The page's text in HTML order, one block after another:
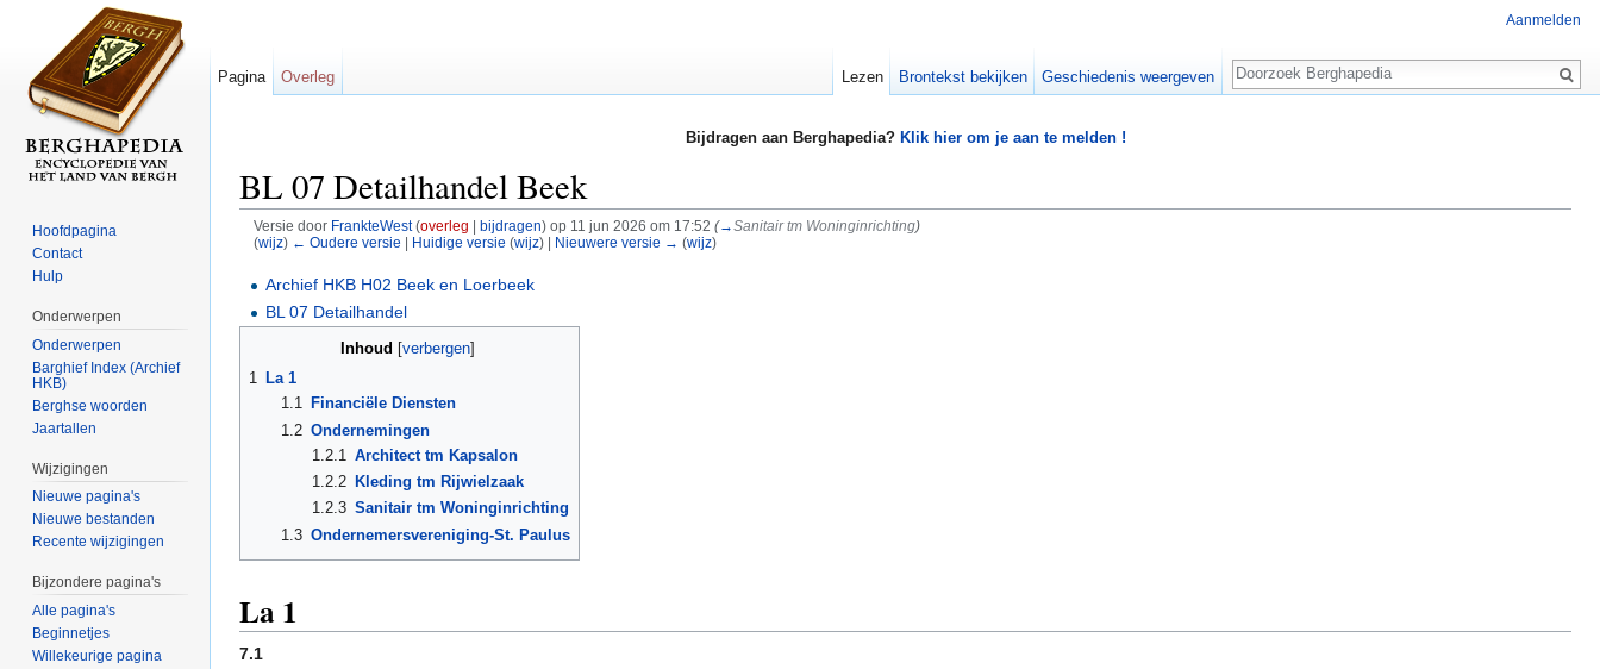
Bijdragen aan Berghapedia? Klik hier om je aan te melden !
BL 07 Detailhandel Beek
Versie door FrankteWest (overleg bijdragen)op 11 jun 2026 om 17:52 (→Sanitair tm Woninginrichting)
(wijz) ← Oudere versie Huidige versie (wijz) | Nieuwere versie → (wijz)
Archief HKB H02 Beek en Loerbeek
BL 07 Detailhandel
Inhoud verbergen]
1 La 1
1.1
Financiële Diensten
1.2 Ondernemingen
1.2.1
Architect tm Kapsalon
1.2.2 Kleding tm Rijwielzaak
1.2.3 Sanitair tm Woninginrichting
1.3 Ondernemersvereniging-St. Paulus
La 1
7.1
Aanmelden
Pagina Overleg Lezen Brontekst bekijken Geschiedenis weergeven
Zoeken
Hoofdpagina
Contact
Hulp
Onderwerpen
Onderwerpen
Barghief Index (Archief
HKB)
Berghse woorden
Jaartallen
Wijzigingen
Nieuwe pagina's
Nieuwe bestanden
Recente wijzigingen
Bijzondere pagina's
Alle pagina's
Beginnetjes
Willekeurige pagina